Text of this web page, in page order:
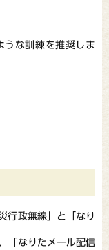
な訓練を推奨しま
行政無線」と「なり
「なりたメール配信